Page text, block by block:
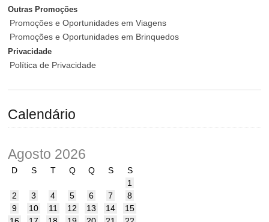
Outras Promoções
Promoções e Oportunidades em Viagens
Promoções e Oportunidades em Brinquedos
Privacidade
Política de Privacidade
Calendário
Agosto 2026
D S T Q Q S
S
1
2
3 4 5 6 7
8
9
10 11 12 13 14
15